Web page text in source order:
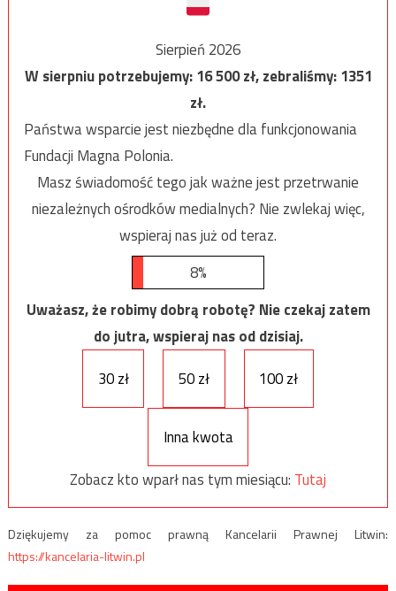
Sierpień 2026
W sierpniu potrzebujemy:16 500zł, zebraliśmy:1351
zł.
Państwa wsparcie jest niezbędne dla funkcjonowania
Fundacji Magna Polonia.
Masz świadomość tego jak ważne jest przetrwanie
niezależnych ośrodków medialnych? Nie zwlekaj więc,
wspieraj nas już od teraz.
8%
Uważasz, że robimy dobrą robotę? Nie czekaj zatem
do jutra, wspieraj nas od dzisiaj.
30 zł
50 zł 100 zł
Inna kwota
Zobacz kto wparł nas tym miesiącu: Tutaj
Dziękujemy za pomoc prawną Kancelarii Prawnej Litwin:
https://kancelaria-litwin.pl